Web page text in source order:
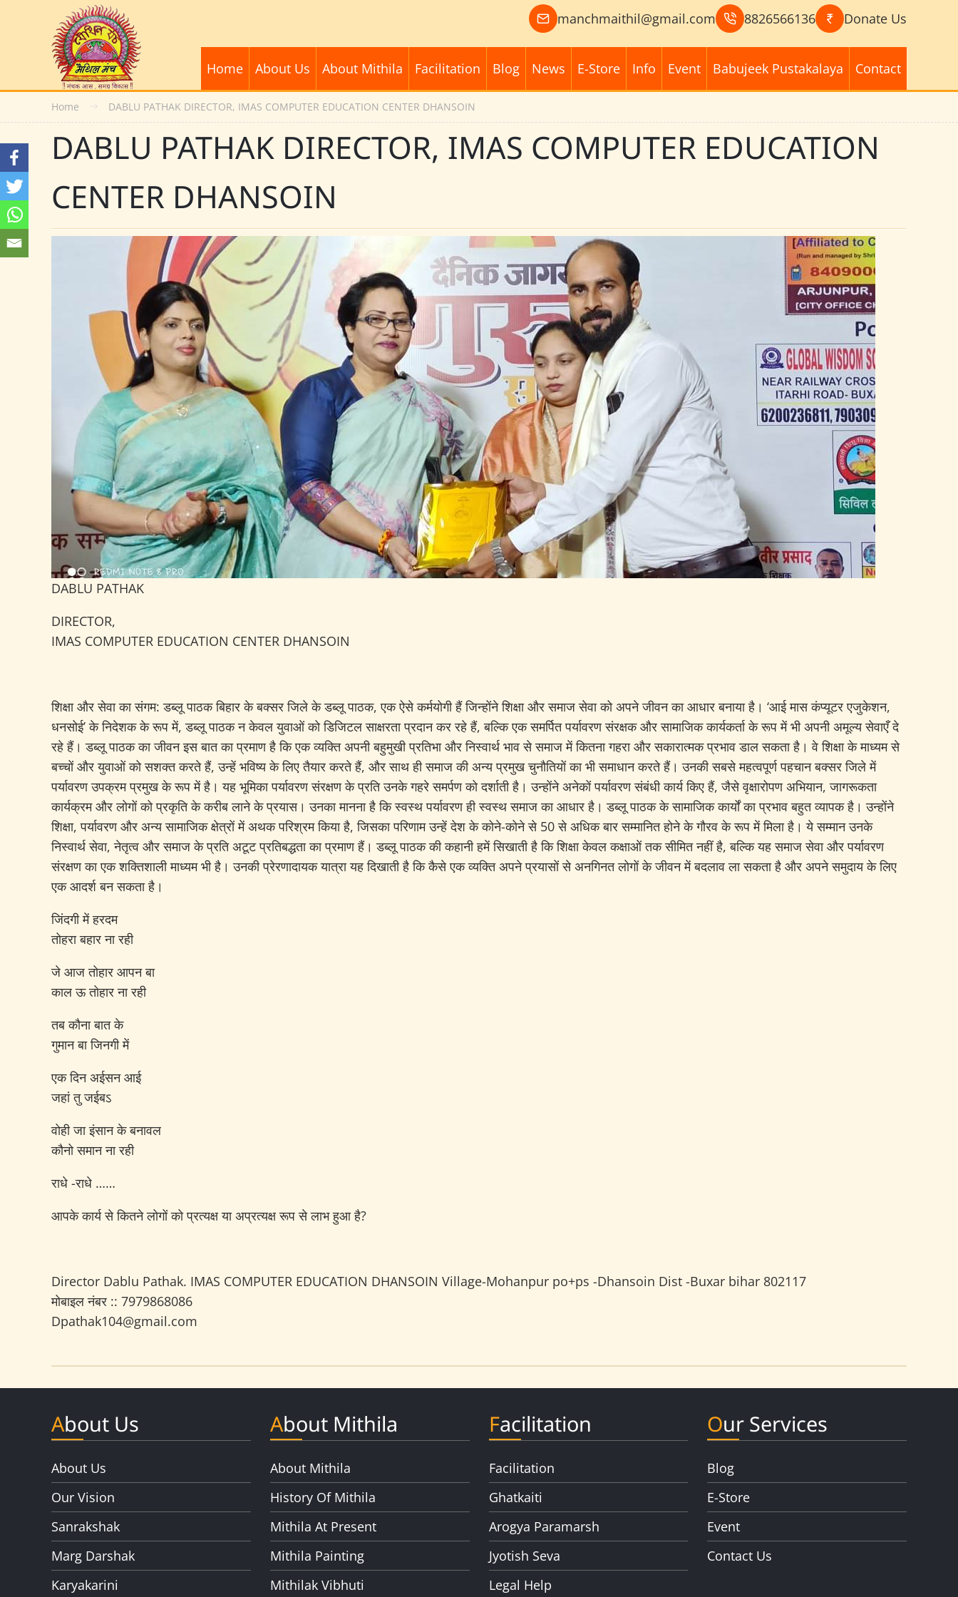
manchmaithil@gmail.com 8826566136 Donate Us
Home About Us About Mithila Facilitation Blog News E-Store Info Event Babujeek Pustakalaya Contact
Home DABLU PATHAK DIRECTOR, IMAS COMPUTER EDUCATION CENTER DHANSOIN
DABLU PATHAK DIRECTOR, IMAS COMPUTER EDUCATION
CENTER DHANSOIN
DABLU PATHAK
DIRECTOR,
IMAS COMPUTER EDUCATION CENTER DHANSOIN
शिक्षा और सेवा का संगम: डब्लू पाठक बिहार के बक्सर जिले के डब्लू पाठक, एक ऐसे कर्मयोगी हैं जिन्होंने शिक्षा और समाज सेवा को अपने जीवन का आधार बनाया है। ‘आई मास कंप्यूटर एजुकेशन,
धनसोई’ के निदेशक के रूप में, डब्लू पाठक न केवल युवाओं को डिजिटल साक्षरता प्रदान कर रहे हैं, बल्कि एक समर्पित पर्यावरण संरक्षक और सामाजिक कार्यकर्ता के रूप में भी अपनी अमूल्य सेवाएँ दे
रहे हैं। डब्लू पाठक का जीवन इस बात का प्रमाण है कि एक व्यक्ति अपनी बहुमुखी प्रतिभा और निस्वार्थ भाव से समाज में कितना गहरा और सकारात्मक प्रभाव डाल सकता है। वे शिक्षा के माध्यम से
बच्चों और युवाओं को सशक्त करते हैं, उन्हें भविष्य के लिए तैयार करते हैं, और साथ ही समाज की अन्य प्रमुख चुनौतियों का भी समाधान करते हैं। उनकी सबसे महत्वपूर्ण पहचान बक्सर जिले में
पर्यावरण उपक्रम प्रमुख के रूप में है। यह भूमिका पर्यावरण संरक्षण के प्रति उनके गहरे समर्पण को दर्शाती है। उन्होंने अनेकों पर्यावरण संबंधी कार्य किए हैं, जैसे वृक्षारोपण अभियान, जागरूकता
कार्यक्रम और लोगों को प्रकृति के करीब लाने के प्रयास। उनका मानना है कि स्वस्थ पर्यावरण ही स्वस्थ समाज का आधार है। डब्लू पाठक के सामाजिक कार्यों का प्रभाव बहुत व्यापक है। उन्होंने
शिक्षा, पर्यावरण और अन्य सामाजिक क्षेत्रों में अथक परिश्रम किया है, जिसका परिणाम उन्हें देश के कोने-कोने से 50 से अधिक बार सम्मानित होने के गौरव के रूप में मिला है। ये सम्मान उनके
निस्वार्थ सेवा, नेतृत्व और समाज के प्रति अटूट प्रतिबद्धता का प्रमाण हैं। डब्लू पाठक की कहानी हमें सिखाती है कि शिक्षा केवल कक्षाओं तक सीमित नहीं है, बल्कि यह समाज सेवा और पर्यावरण
संरक्षण का एक शक्तिशाली माध्यम भी है। उनकी प्रेरणादायक यात्रा यह दिखाती है कि कैसे एक व्यक्ति अपने प्रयासों से अनगिनत लोगों के जीवन में बदलाव ला सकता है और अपने समुदाय के लिए
एक आदर्श बन सकता है।
जिंदगी में हरदम
तोहरा बहार ना रही
जे आज तोहार आपन बा
काल ऊ तोहार ना रही
तब कौना बात के
गुमान बा जिनगी में
एक दिन अईसन आई
जहां तु जईबऽ
वोही जा इंसान के बनावल
कौनो समान ना रही
राधे -राधे ……
आपके कार्य से कितने लोगों को प्रत्यक्ष या अप्रत्यक्ष रूप से लाभ हुआ है?
Director Dablu Pathak. IMAS COMPUTER EDUCATION DHANSOIN Village-Mohanpur po+ps -Dhansoin Dist -Buxar bihar 802117
मोबाइल नंबर :: 7979868086
Dpathak104@gmail.com
About Us
About Us
Our Vision
Sanrakshak
Marg Darshak
Karyakarini
About Mithila
About Mithila
History Of Mithila
Mithila At Present
Mithila Painting
Mithilak Vibhuti
Facilitation
Facilitation
Ghatkaiti
Arogya Paramarsh
Jyotish Seva
Legal Help
Our Services
Blog
E-Store
Event
Contact Us